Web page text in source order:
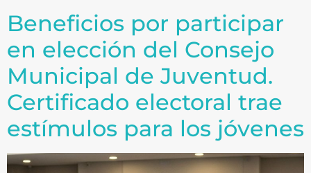
Beneficios por participar
en elección del Consejo
Municipal de Juventud.
Certificado electoral trae
estímulos para los jóvenes